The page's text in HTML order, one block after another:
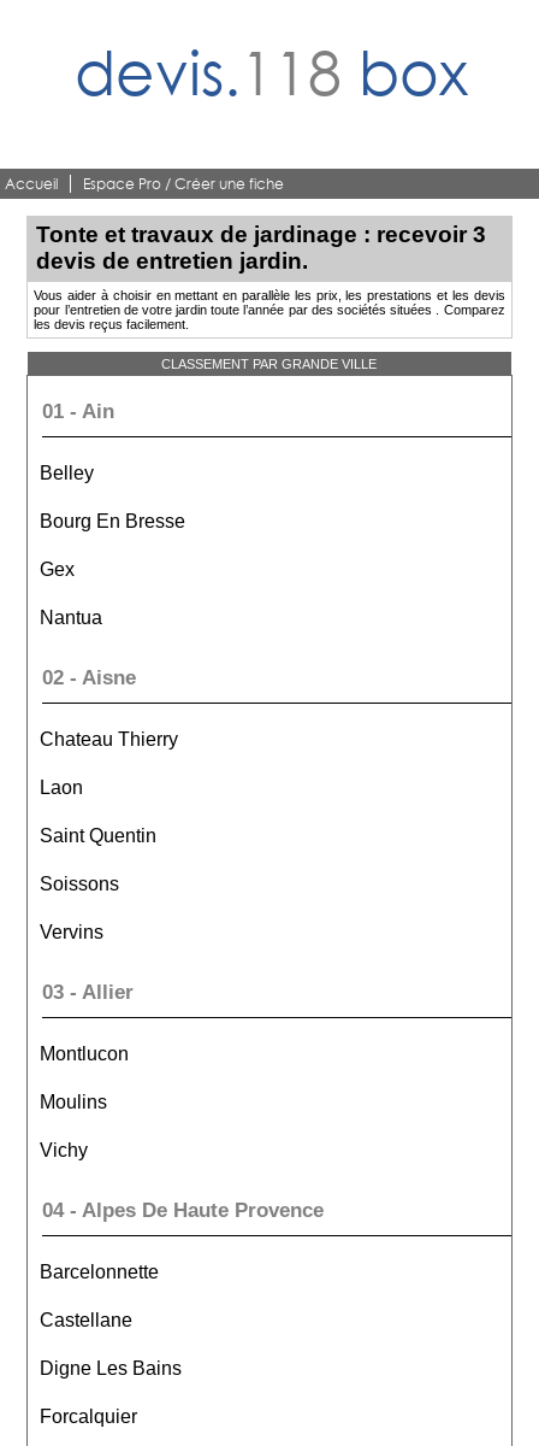
devis.118 box
Accueil Espace Pro / Créer une fiche
Tonte et travaux de jardinage : recevoir 3
devis de entretien jardin.
Vous aider à choisir en mettant en parallèle les prix, les prestations et les devis
pour l’entretien de votre jardin toute l’année par des sociétés situées . Comparez
les devis reçus facilement.
CLASSEMENT PAR GRANDE VILLE
01 - Ain
Belley
Bourg En Bresse
Gex
Nantua
02 - Aisne
Chateau Thierry
Laon
Saint Quentin
Soissons
Vervins
03 - Allier
Montlucon
Moulins
Vichy
04 - Alpes De Haute Provence
Barcelonnette
Castellane
Digne Les Bains
Forcalquier